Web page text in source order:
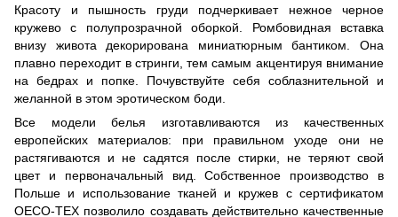
Красоту и пышность груди подчеркивает нежное черное
кружево с полупрозрачной оборкой. Ромбовидная вставка
внизу живота декорирована миниатюрным бантиком. Она
плавно переходит в стринги, тем самым акцентируя внимание
на бедрах и попке. Почувствуйте себя соблазнительной и
желанной в этом эротическом боди.
Все модели белья изготавливаются из качественных
европейских материалов: при правильном уходе они не
растягиваются и не садятся после стирки, не теряют свой
цвет и первоначальный вид. Собственное производство в
Польше и использование тканей и кружев с сертификатом
OECO-TEX позволило создавать действительно качественные